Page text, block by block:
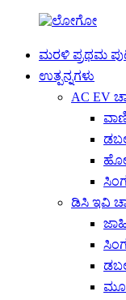
ಮರಳಿ ಪ್ರಥಮ
ಉತ್ಪನ್ನಗಳು
AC EV
ಡಿಸಿ ಇವಿ